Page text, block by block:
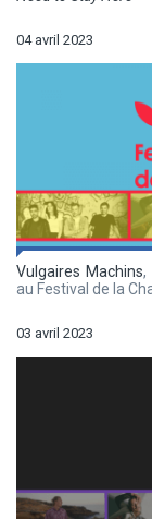
04 avril 2023
Vulgaires Machins,
au Festival de la
03 avril 2023